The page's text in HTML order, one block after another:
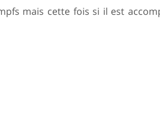
mais cette fois si il est